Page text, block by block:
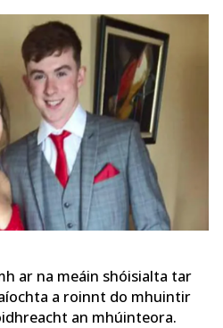
ar na meáin shóisialta tar
a roinnt do mhuintir
an mhúinteora.